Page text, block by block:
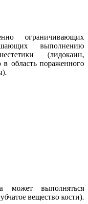
ограничивающих
выполнению
(лидокаин,
в область пораженного
может выполняться
вещество кости).